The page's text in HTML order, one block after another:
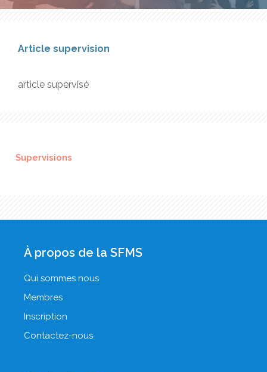
Article supervision
article supervisé
Supervisions
À propos de la SFMS
Qui sommes nous
Membres
Inscription
Contactez-nous